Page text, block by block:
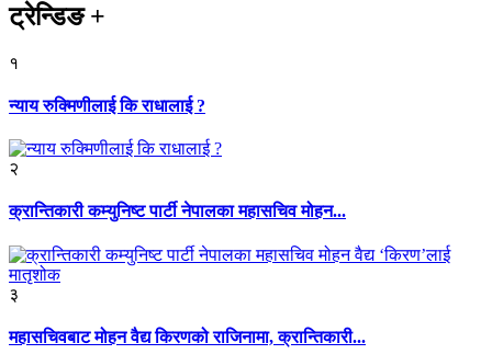
ट्रेन्डिङ+
१
न्याय रुक्मिणीलाई कि राधालाई ?
२
क्रान्तिकारी कम्युनिष्ट पार्टी नेपालका महासचिव मोहन...
३
महासचिवबाट मोहन वैद्य किरणको राजिनामा, क्रान्तिकारी...